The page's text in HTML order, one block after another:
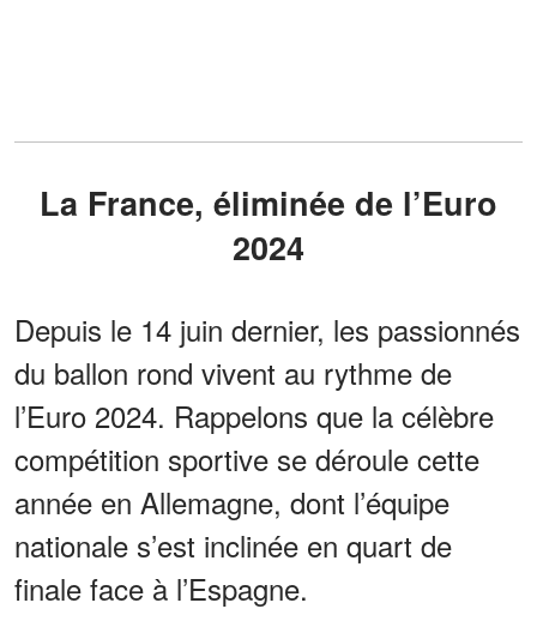
La France, éliminée de l’Euro
2024
Depuis le 14 juin dernier, les passionnés
du ballon rond vivent au rythme de
l’Euro 2024. Rappelons que la célèbre
compétition sportive se déroule cette
année en Allemagne, dont l’équipe
nationale s’est inclinée en quart de
finale face à l’Espagne.